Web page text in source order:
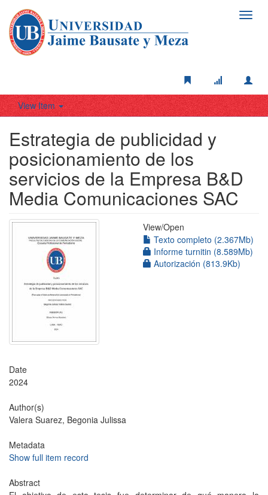
View Item
Estrategia de publicidad y
posicionamiento de los
servicios de la Empresa B&D
Media Comunicaciones SAC
View/Open
Texto completo (2.367Mb)
Informe turnitin (8.589Mb)
Autorización (813.9Kb)
Date
2024
Author(s)
Valera Suarez, Begonia Julissa
Metadata
Show full item record
Abstract